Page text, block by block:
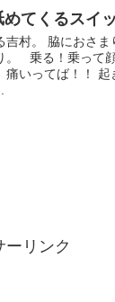
めてくるスイ
吉村。 脇におさ
。 乗る！乗って
いってば！！ 起
ーリンク